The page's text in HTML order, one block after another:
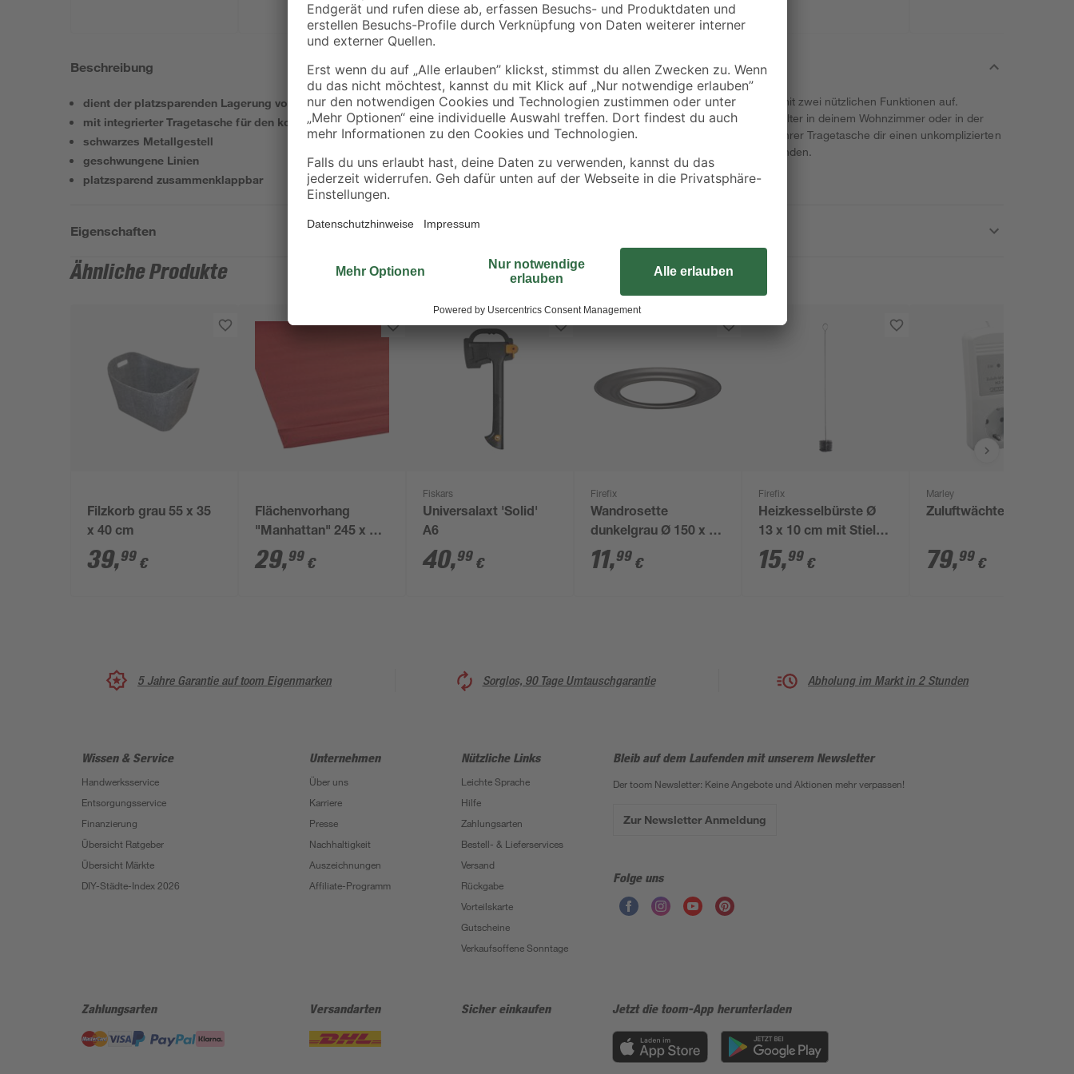
Beschreibung
dient der platzsparenden Lagerung von Holzscheiten
mit integrierter Tragetasche für den komfortablen Transport
schwarzes Metallgestell
geschwungene Linien
platzsparend zusammenklappbar
Diese praktische Kaminholztrage wartet gleich mit zwei nützlichen Funktionen auf.
Zunächst dient sie als klassischer Holzscheitehalter in deinem Wohnzimmer oder in der
Gartenhütte. Außerdem erlaubt die Trage dank ihrer Tragetasche dir einen unkomplizierten
Transport mehrerer Hölzer für schöne Kaminstunden.
Eigenschaften
Ähnliche Produkte
Filzkorb grau 55 x 35
x 40 cm
39,99 €
Flächenvorhang
"Manhattan" 245 x 60
cm karminrot
29,99 €
Fiskars
Universalaxt 'Solid'
A6
40,99 €
Firefix
Wandrosette
dunkelgrau Ø 150 x 2
mm
11,99 €
Firefix
Heizkesselbürste Ø
13 x 10 cm mit Stiel
und Öse
15,99 €
Marley
Zuluftwächter
79,99 €
5 Jahre Garantie auf toom Eigenmarken Sorglos, 90 Tage Umtauschgarantie Abholung im Markt in 2 Stunden
Wissen & Service
Handwerksservice
Entsorgungsservice
Finanzierung
Übersicht Ratgeber
Übersicht Märkte
DIY-Städte-Index 2026
Unternehmen
Über uns
Karriere
Presse
Nachhaltigkeit
Auszeichnungen
Affiliate-Programm
Nützliche Links
Leichte Sprache
Hilfe
Zahlungsarten
Bestell- & Lieferservices
Versand
Rückgabe
Vorteilskarte
Gutscheine
Verkaufsoffene Sonntage
Bleib auf dem Laufenden mit unserem Newsletter
Der toom Newsletter: Keine Angebote und Aktionen mehr verpassen!
Zur Newsletter Anmeldung
Folge uns
Zahlungsarten Versandarten Sicher einkaufen Jetzt die toom-App herunterladen